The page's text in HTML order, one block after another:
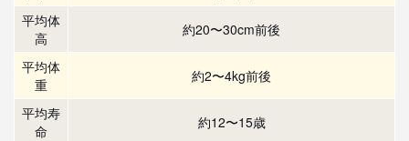
平均体
高
約20〜30cm前後
平均体
重
約2〜4kg前後
平均寿
命
約12〜15歳